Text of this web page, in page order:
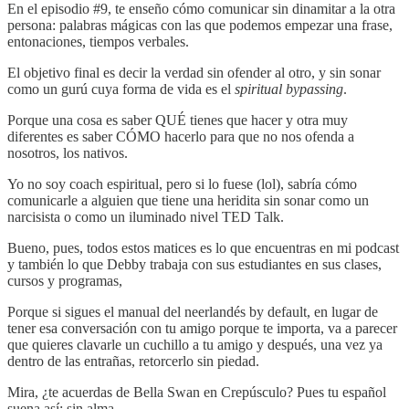
En el episodio #9, te enseño cómo comunicar sin dinamitar a la otra
persona: palabras mágicas con las que podemos empezar una frase,
entonaciones, tiempos verbales.
El objetivo final es decir la verdad sin ofender al otro, y sin sonar
como un gurú cuya forma de vida es el spiritual bypassing.
Porque una cosa es saber QUÉ tienes que hacer y otra muy
diferentes es saber CÓMO hacerlo para que no nos ofenda a
nosotros, los nativos.
Yo no soy coach espiritual, pero si lo fuese (lol), sabría cómo
comunicarle a alguien que tiene una heridita sin sonar como un
narcisista o como un iluminado nivel TED Talk.
Bueno, pues, todos estos matices es lo que encuentras en mi podcast
y también lo que Debby trabaja con sus estudiantes en sus clases,
cursos y programas,
Porque si sigues el manual del neerlandés by default, en lugar de
tener esa conversación con tu amigo porque te importa, va a parecer
que quieres clavarle un cuchillo a tu amigo y después, una vez ya
dentro de las entrañas, retorcerlo sin piedad.
Mira, ¿te acuerdas de Bella Swan en Crepúsculo? Pues tu español